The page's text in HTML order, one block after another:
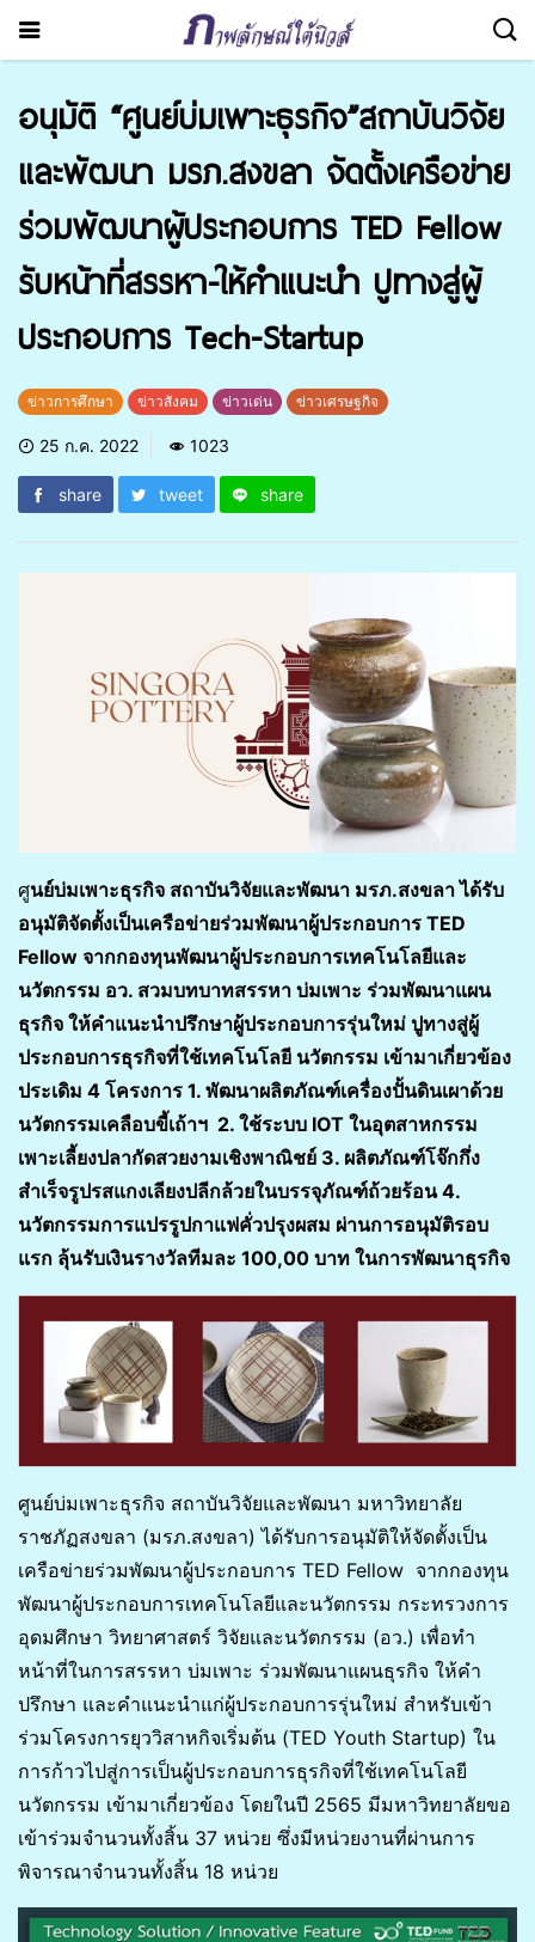
อนุมัติ “ศูนย์บ่มเพาะธุรกิจ”สถาบันวิจัย
และพัฒนา มรภ.สงขลา จัดตั้งเครือข่าย
ร่วมพัฒนาผู้ประกอบการ TED Fellow
รับหน้าที่สรรหา-ให้คำแนะนำ ปูทางสู่ผู้
ประกอบการ Tech-Startup
ข่าวการศึกษา ข่าวสังคม ข่าวเด่น ข่าวเศรษฐกิจ
25 ก.ค. 2022 1023
share tweet share
ศูนย์บ่มเพาะธุรกิจ สถาบันวิจัยและพัฒนา มรภ.สงขลา ได้รับ
อนุมัติจัดตั้งเป็นเครือข่ายร่วมพัฒนาผู้ประกอบการ TED
Fellow จากกองทุนพัฒนาผู้ประกอบการเทคโนโลยีและ
นวัตกรรม อว. สวมบทบาทสรรหา บ่มเพาะ ร่วมพัฒนาแผน
ธุรกิจ ให้คำแนะนำปรึกษาผู้ประกอบการรุ่นใหม่ ปูทางสู่ผู้
ประกอบการธุรกิจที่ใช้เทคโนโลยี นวัตกรรม เข้ามาเกี่ยวข้อง
ประเดิม 4 โครงการ 1. พัฒนาผลิตภัณฑ์เครื่องปั้นดินเผาด้วย
นวัตกรรมเคลือบขี้เถ้าฯ 2. ใช้ระบบ IOT ในอุตสาหกรรม
เพาะเลี้ยงปลากัดสวยงามเชิงพาณิชย์ 3. ผลิตภัณฑ์โจ๊กกึ่ง
สำเร็จรูปรสแกงเลียงปลีกล้วยในบรรจุภัณฑ์ถ้วยร้อน 4.
นวัตกรรมการแปรรูปกาแฟคั่วปรุงผสม ผ่านการอนุมัติรอบ
แรก ลุ้นรับเงินรางวัลทีมละ 100,00 บาท ในการพัฒนาธุรกิจ
ศูนย์บ่มเพาะธุรกิจ สถาบันวิจัยและพัฒนา มหาวิทยาลัย
ราชภัฏสงขลา (มรภ.สงขลา) ได้รับการอนุมัติให้จัดตั้งเป็น
เครือข่ายร่วมพัฒนาผู้ประกอบการ TED Fellow จากกองทุน
พัฒนาผู้ประกอบการเทคโนโลยีและนวัตกรรม กระทรวงการ
อุดมศึกษา วิทยาศาสตร์ วิจัยและนวัตกรรม (อว.) เพื่อทำ
หน้าที่ในการสรรหา บ่มเพาะ ร่วมพัฒนาแผนธุรกิจ ให้คำ
ปรึกษา และคำแนะนำแก่ผู้ประกอบการรุ่นใหม่ สำหรับเข้า
ร่วมโครงการยุววิสาหกิจเริ่มต้น (TED Youth Startup) ใน
การก้าวไปสู่การเป็นผู้ประกอบการธุรกิจที่ใช้เทคโนโลยี
นวัตกรรม เข้ามาเกี่ยวข้อง โดยในปี 2565 มีมหาวิทยาลัยขอ
เข้าร่วมจำนวนทั้งสิ้น 37 หน่วย ซึ่งมีหน่วยงานที่ผ่านการ
พิจารณาจำนวนทั้งสิ้น 18 หน่วย